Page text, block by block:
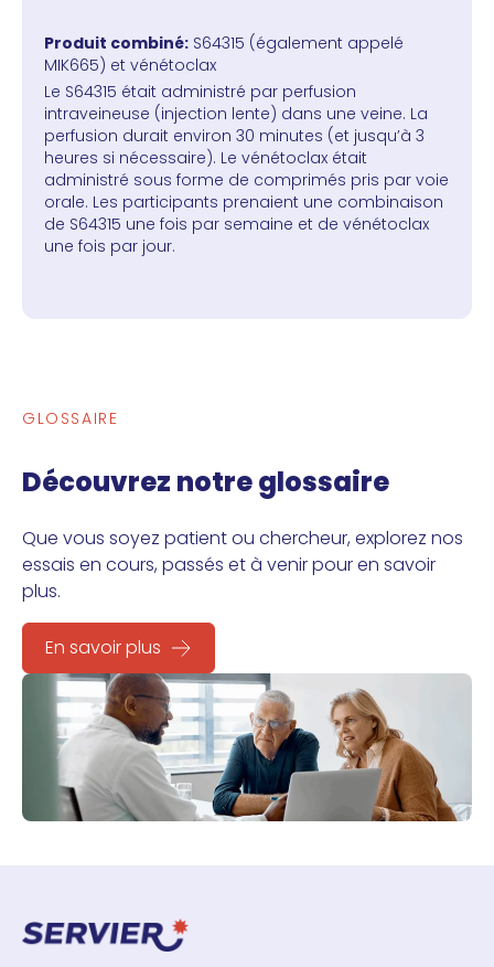
Produit combiné: S64315 (également appelé
MIK665) et vénétoclax
Le S64315 était administré par perfusion
intraveineuse (injection lente) dans une veine. La
perfusion durait environ 30 minutes (et jusqu’à 3
heures si nécessaire). Le vénétoclax était
administré sous forme de comprimés pris par voie
orale. Les participants prenaient une combinaison
de S64315 une fois par semaine et de vénétoclax
une fois par jour.
GLOSSAIRE
Découvrez notre glossaire
Que vous soyez patient ou chercheur, explorez nos
essais en cours, passés et à venir pour en savoir
plus.
En savoir plus